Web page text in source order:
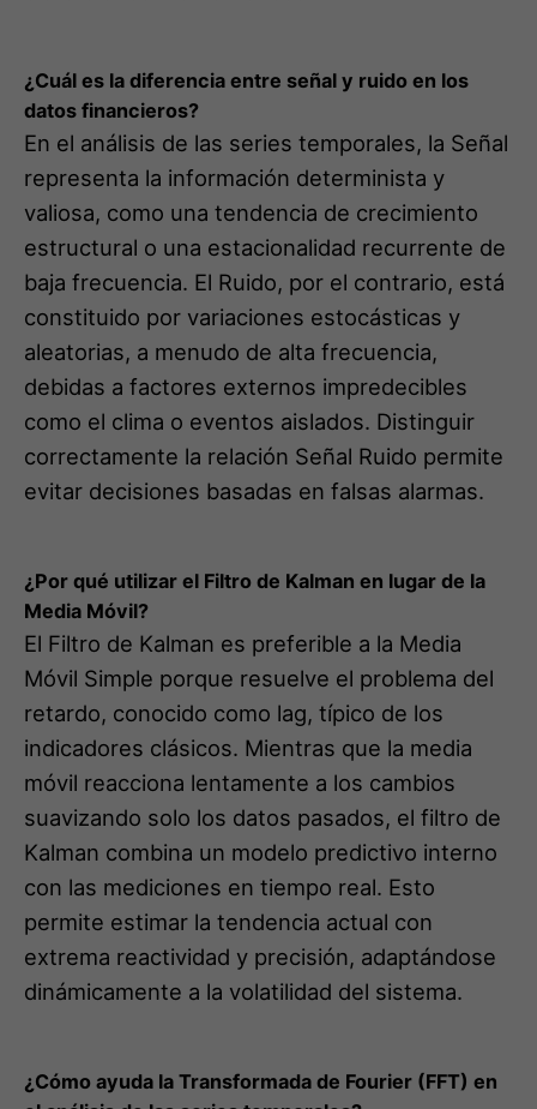
valiosa, como una tendencia de crecimiento
estructural o una estacionalidad recurrente de
baja frecuencia. El Ruido, por el contrario, está
constituido por variaciones estocásticas y
aleatorias, a menudo de alta frecuencia,
debidas a factores externos impredecibles
como el clima o eventos aislados. Distinguir
correctamente la relación Señal Ruido permite
evitar decisiones basadas en falsas alarmas.
¿Por qué utilizar el Filtro de Kalman en lugar de la
Media Móvil?
retardo, conocido como lag, típico de los
indicadores clásicos. Mientras que la media
móvil reacciona lentamente a los cambios
suavizando solo los datos pasados, el filtro de
Kalman combina un modelo predictivo interno
con las mediciones en tiempo real. Esto
permite estimar la tendencia actual con
extrema reactividad y precisión, adaptándose
dinámicamente a la volatilidad del sistema.
¿Cómo ayuda la Transformada de Fourier (FFT) en
el análisis de las series temporales?
dominio de la frecuencia en lugar de en el del